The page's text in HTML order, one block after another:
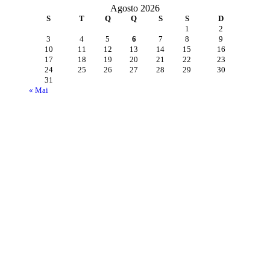
Agosto 2026
S T Q Q S S D
« Mai
1
2
3
4 5 6 7 8
9
10
11 12 13 14 15
16
17
18 19 20 21 22
23
24
25 26 27 28 29
30
31